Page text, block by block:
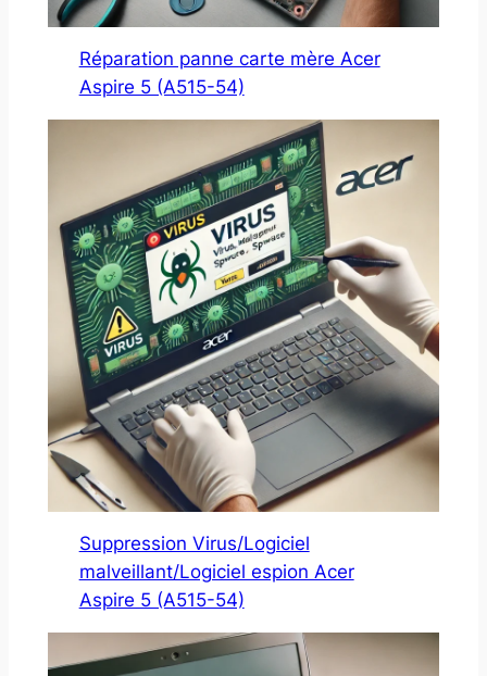
Réparation panne carte mère Acer
Aspire 5 (A515-54)
Suppression Virus/Logiciel
malveillant/Logiciel espion Acer
Aspire 5 (A515-54)